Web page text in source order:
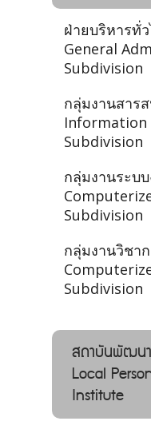
ฝ่ายบริหารทั่
General
Subdivision
กลุ่มงานสาร
Information
Subdivision
กลุ่มงานระบ
Subdivision
กลุ่มงานวิชา
Subdivision
สถาบันพัฒน
Local
Institute